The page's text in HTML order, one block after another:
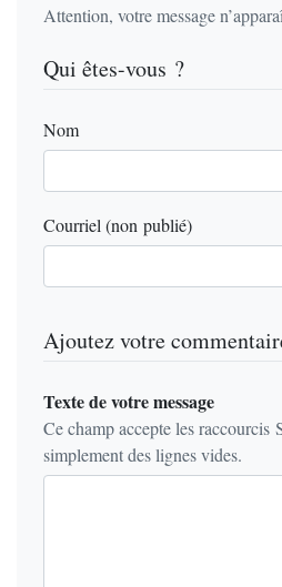
Attention, votre message
Qui êtes-vous ?
Nom
Courriel (non publié)
Ajoutez votre
Texte de votre message
Ce champ accepte les raccourcis
simplement des lignes vides.